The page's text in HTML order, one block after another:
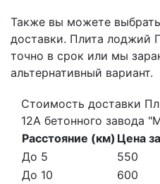
Также вы можете
доставки. Плита лоджий
точно в срок или мы
альтернативный вариант.
Стоимость доставки
12А бетонного завода
Расстояние (км) Цена
До 5
550
До 10
600